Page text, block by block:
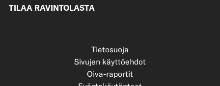
TILAA RAVINTOLASTA
Tietosuoja
Sivujen käyttöehdot
Oiva-raportit